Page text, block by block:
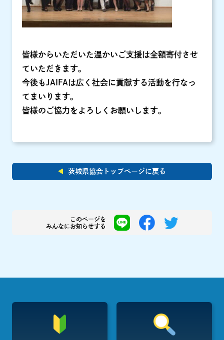
皆様からいただいた温かいご支援は全額寄付させ
ていただきます。
今後もJAIFAは広く社会に貢献する活動を行なっ
てまいります。
皆様のご協力をよろしくお願いします。
茨城県協会トップページに戻る
このページを
みんなにお知らせする